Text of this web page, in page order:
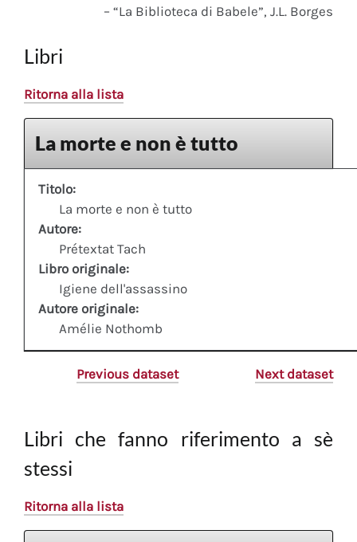
– “La Biblioteca di Babele”, J.L. Borges
Libri
Ritorna alla lista
La morte e non è tutto
Titolo:
La morte e non è tutto
Autore:
Prétextat Tach
Libro originale:
Igiene dell'assassino
Autore originale:
Amélie Nothomb
Previous dataset Next dataset
Libri che fanno riferimento a sè
stessi
Ritorna alla lista